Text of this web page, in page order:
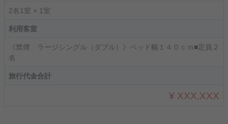
2名1室 × 1室
利用客室
《禁煙 ラージシングル（ダブル）》ベッド幅１４０ｃｍ■定員２
名
旅行代金合計
¥ XXX,XXX